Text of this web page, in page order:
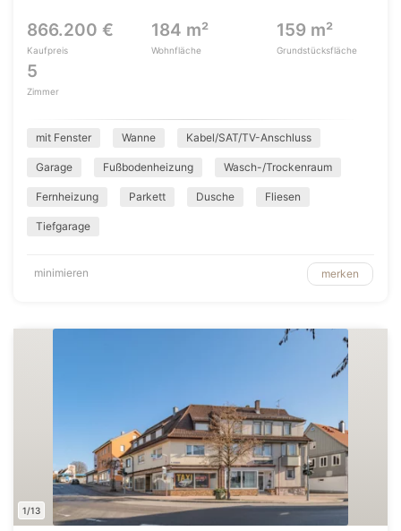
866.200 €
Kaufpreis
184 m²
Wohnfläche
159 m²
Grundstücksfläche
5
Zimmer
mit Fenster Wanne Kabel/SAT/TV-Anschluss
Garage Fußbodenheizung Wasch-/Trockenraum
Fernheizung Parkett Dusche Fliesen
Tiefgarage
minimieren merken
1/13